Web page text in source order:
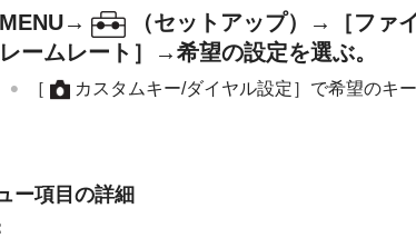
MENU→ （セットアップ）→ ［ファ
レームレート］
→希望の設定を選ぶ。
［ カスタムキー/ダイヤル設定］ で希望のキ
ー項目の詳細